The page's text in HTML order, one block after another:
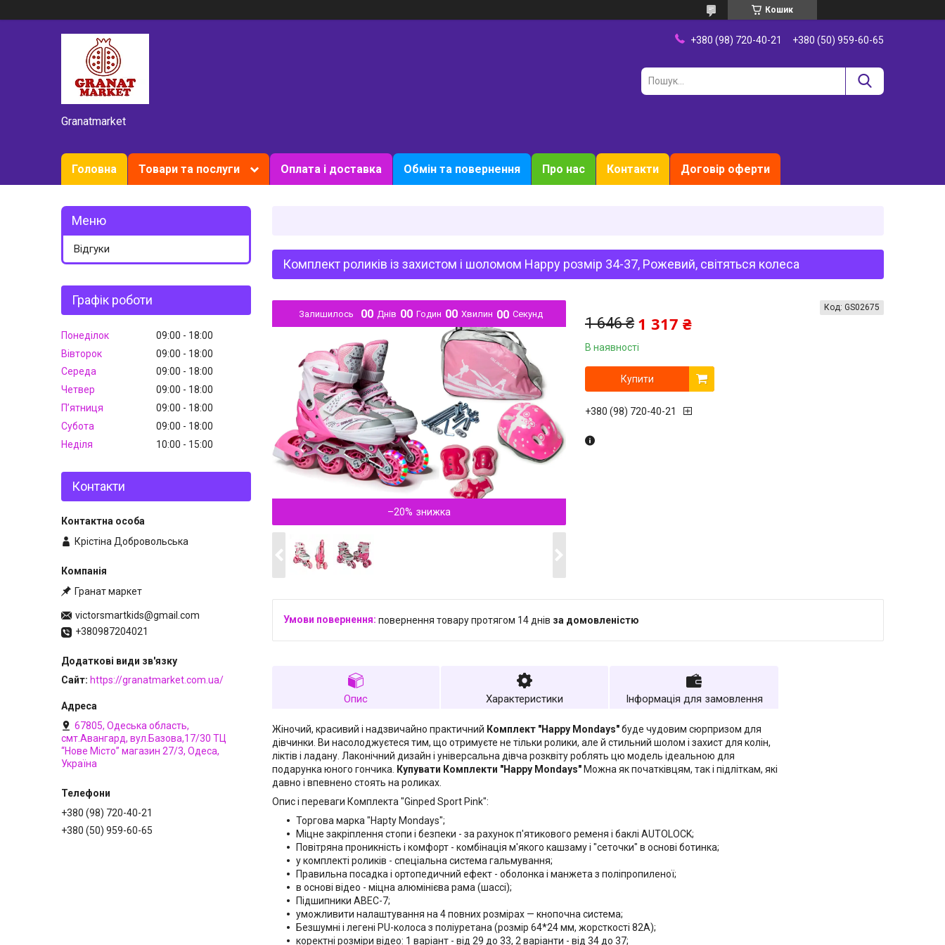
Кошик
Granatmarket
+380 (98) 720-40-21 +380 (50) 959-60-65
Головна Товари та послуги Оплата і доставка Обмін та повернення Про нас Контакти Договір оферти
Комплект роликів із захистом і шоломом Happy розмір 34-37, Рожевий, світяться колеса
Залишилось 00 Днів 00 Годин 00 Хвилин 00 Секунд
–20%
1 646 ₴ 1 317 ₴
В наявності
Код: GS02675
Купити
+380 (98) 720-40-21
повернення товару протягом 14 днів за домовленістю
Опис Характеристики Інформація для замовлення
Жіночий, красивий і надзвичайно практичний Комплект "Happy Mondays"буде чудовим сюрпризом для
дівчинки. Ви насолоджуєтеся тим, що отримуєте не тільки ролики, але й стильний шолом і захист для колін,
ліктів і ладану. Лаконічний дизайн і універсальна дівча розквіту роблять цю модель ідеальною для
подарунка юного гончика.
Купувати Комплекти "Happy Mondays" Можна як початківцям, так і підліткам, які
давно і впевнено стоять на роликах.
Опис і переваги Комплекта "Ginped Sport Pink":
Торгова марка "Hapty Mondays";
Міцне закріплення стопи і безпеки - за рахунок п'ятикового ременя і баклі AUTOLOCK;
Повітряна проникність і комфорт - комбінація м'якого кашзаму і "сеточки" в основі ботинка;
у комплекті роликів - спеціальна система гальмування;
Правильна посадка і ортопедичний ефект - оболонка і манжета з поліпропиленої;
в основі відео - міцна алюмінієва рама (шассі);
Підшипники ABEC-7;
уможливити налаштування на 4 повних розмірах — кнопочна система;
Безшумні і легені PU-колоса з поліуретана (розмір 64*24 мм, жорсткості 82А);
коректні розміри відео: 1 варіант - від 29 до 33, 2 варіанти - від 34 до 37;
Відгуки
Графік роботи
Понеділок 09:00
18:00
Вівторок
09:00
18:00
Середа
09:00
18:00
Четвер
09:00
18:00
Пʼятниця
09:00
18:00
Субота
09:00
18:00
Неділя
10:00 15:00
Контакти
Крістіна Добровольська
Гранат маркет
victorsmartkids@gmail.com
+380987204021
Сайт https://granatmarket.com.ua/
67805, Одеська область,
смт.Авангард, вул.Базова,17/30 ТЦ
“Нове Місто” магазин 27/3, Одеса,
Україна
+380 (98) 720-40-21
+380 (50) 959-60-65